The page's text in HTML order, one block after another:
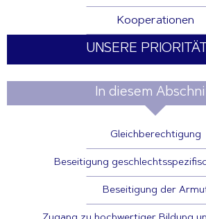
Kooperationen
UNSERE
In diesem
Gleichberechtigung
Beseitigung
Beseitigung der